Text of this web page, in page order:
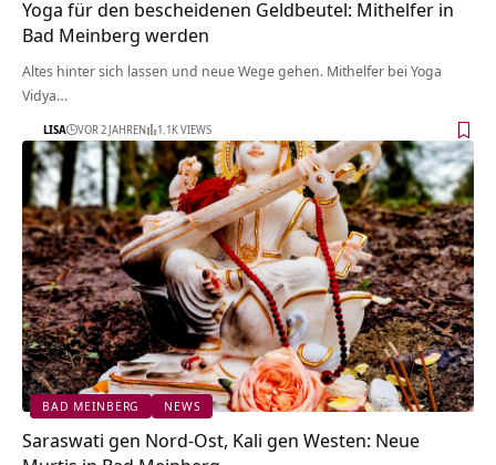
Yoga für den bescheidenen Geldbeutel: Mithelfer in
Bad Meinberg werden
Altes hinter sich lassen und neue Wege gehen. Mithelfer bei Yoga
Vidya…
LISA VOR 2 JAHREN 1.1K VIEWS
BAD MEINBERG NEWS
Saraswati gen Nord-Ost, Kali gen Westen: Neue